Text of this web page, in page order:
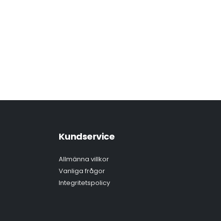
Kundservice
Allmänna villkor
Vanliga frågor
Integritetspolicy